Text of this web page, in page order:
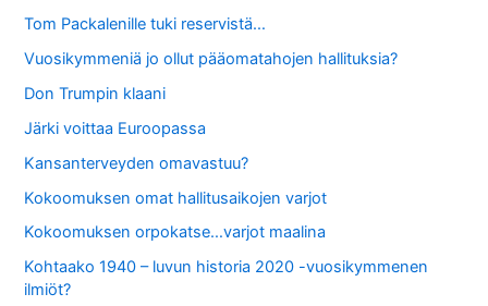
Tom Packalenille tuki reservistä…
Vuosikymmeniä jo ollut pääomatahojen hallituksia?
Don Trumpin klaani
Järki voittaa Euroopassa
Kansanterveyden omavastuu?
Kokoomuksen omat hallitusaikojen varjot
Kokoomuksen orpokatse…varjot maalina
Kohtaako 1940 – luvun historia 2020 -vuosikymmenen
ilmiöt?